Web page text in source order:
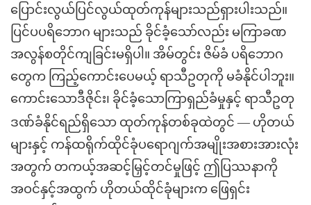
ပြောင်းလွယ်ပြင်လွယ်ထုတ်ကုန်များသည်ရှားပါးသည်။
ပြင်ပပရိဘောဂ များသည် ခိုင်ခံ့သော်လည်း မကြာခဏ
အလွန်စတိုင်ကျခြင်းမရှိပါ။ အိမ်တွင်း ဇိမ်ခံ ပရိဘောဂ
တွေက ကြည့်ကောင်းပေမယ့် ရာသီဥတုကို မခံနိုင်ပါဘူး။
ကောင်းသောဒီဇိုင်း၊ ခိုင်ခံ့သောကြာရှည်ခံမှုနှင့် ရာသီဥတု
ဒဏ်ခံနိုင်ရည်ရှိသော ထုတ်ကုန်တစ်ခုထဲတွင် — ဟိုတယ်
များနှင့် ကန်ထရိုက်ထိုင်ခုံပရောဂျက်အမျိုးအစားအားလုံး
အတွက် တကယ့်အဆင့်မြှင့်တင်မှုဖြင့် ဤပြဿနာကို
အဝင်နှင့်အထွက် ဟိုတယ်ထိုင်ခုံများက ဖြေရှင်း